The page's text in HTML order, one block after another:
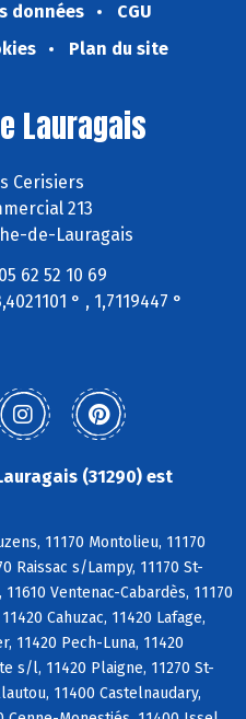
données
CGU
Plan du site
Lauragais
Cerisiers
213
de-Lauragais
62 52 10 69
° , 1,7119447 °
(31290) est
11170 Montolieu, 11170
Raissac s/Lampy, 11170 St-
Ventenac-Cabardès, 11170
Cahuzac, 11420 Lafage,
11420 Pech-Luna, 11420
s/l, 11420 Plaigne, 11270 St-
11400 Castelnaudary,